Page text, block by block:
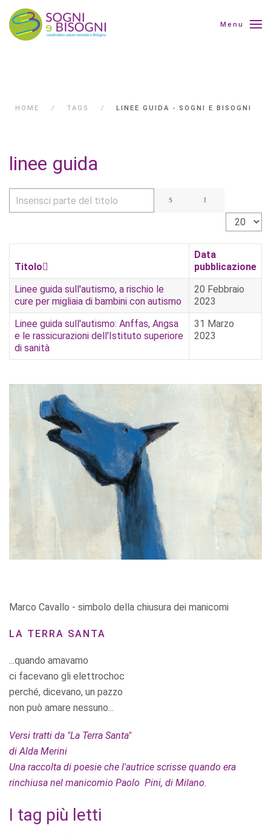
Menu
HOME TAGS LINEE GUIDA - SOGNI E BISOGNI
linee guida
Inserisci parte del titolo
Visualizza
Titolo
Data
pubblicazione
Linee guida sull'autismo, a rischio le
cure per migliaia di bambini con autismo
20 Febbraio
2023
Linee guida sull'autismo: Anffas, Angsa
e le rassicurazioni dell'Istituto superiore
di sanità
31 Marzo
2023
Marco Cavallo - simbolo della chiusura dei manicomi
LA TERRA SANTA
...quando amavamo
ci facevano gli elettrochoc
perché, dicevano, un pazzo
non può amare nessuno...
Versi tratti da "La Terra Santa"
di Alda Merini
Una raccolta di poesie che l'autrice scrisse quando era
rinchiusa nel manicomio Paolo Pini, di Milano.
I tag più letti